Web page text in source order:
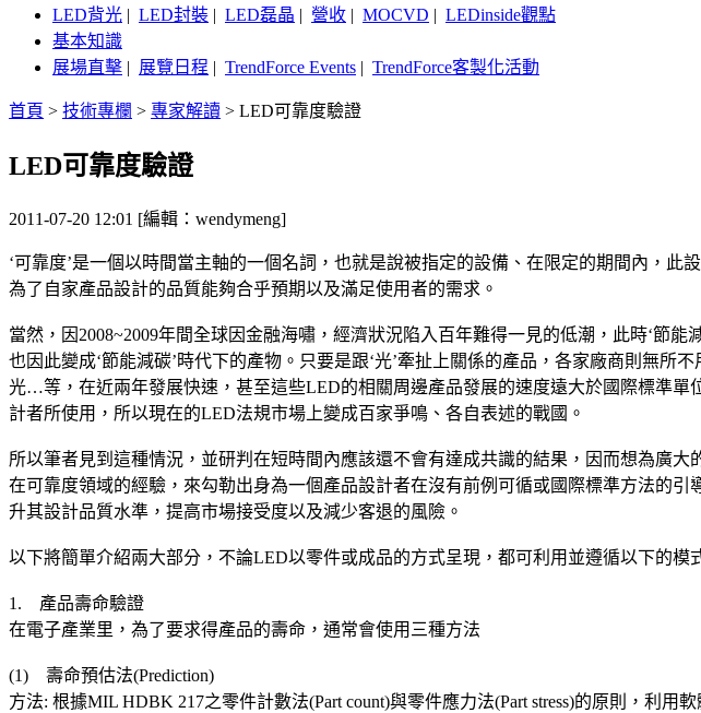
LED背光 | LED封裝 | LED磊晶 | 營收 | MOCVD | LEDinside觀點
基本知識
展場直擊 | 展覽日程 | TrendForce Events | TrendForce客製化活動
首頁 > 技術專欄 > 專家解讀 > LED可靠度驗證
LED可靠度驗證
2011-07-20 12:01 [編輯：wendymeng]
‘可靠度’是一個以時間當主軸的一個名詞，也就是說被指定的設備、在限定的期間內，
為了自家產品設計的品質能夠合乎預期以及滿足使用者的需求。
當然，因2008~2009年間全球因金融海嘯，經濟狀況陷入百年難得一見的低潮，此時‘節
也因此變成‘節能減碳’時代下的產物。只要是跟‘光’牽扯上關係的產品，各家廠商則無
光…等，在近兩年發展快速，甚至這些LED的相關周邊產品發展的速度遠大於國際標準
計者所使用，所以現在的LED法規市場上變成百家爭鳴、各自表述的戰國。
所以筆者見到這種情況，並研判在短時間內應該還不會有達成共識的結果，因而想為廣
在可靠度領域的經驗，來勾勒出身為一個產品設計者在沒有前例可循或國際標準方法的
升其設計品質水準，提高市場接受度以及減少客退的風險。
以下將簡單介紹兩大部分，不論LED以零件或成品的方式呈現，都可利用並遵循以下的模
1. 產品壽命驗證
在電子產業里，為了要求得產品的壽命，通常會使用三種方法
(1) 壽命預估法(Prediction)
方法: 根據MIL HDBK 217之零件計數法(Part count)與零件應力法(Part stress)的原則，利用